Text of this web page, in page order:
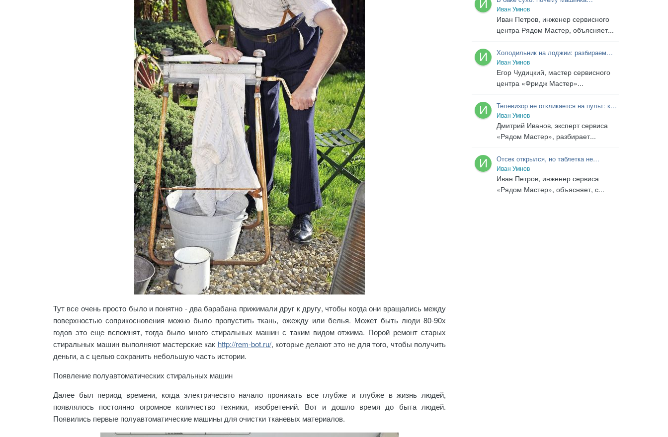
Тут все очень просто было и понятно - два барабана прижимали друг к другу, чтобы когда они вращались между
поверхностью соприкосновения можно было пропустить ткань, ожежду или белья. Может быть люди 80-90х
годов это еще вспомнят, тогда было много стиральных машин с таким видом отжима. Порой ремонт старых
стиральных машин выполняют мастерские как http://rem-bot.ru/, которые делают это не для того, чтобы получить
деньги, а с целью сохранить небольшую часть истории.
Появление полуавтоматических стиральных машин
Далее был период времени, когда электричесвто начало проникать все глубже и глубже в жизнь людей,
появлялось постоянно огромное количество техники, изобретений. Вот и дошло время до быта людей.
Появились первые полуавтоматические машины для очистки тканевых материалов.
включилась, но не стирает
Иван Умнов
Иван Петров, инженер сервисного
центра Рядом Мастер, объясняет...
Холодильник на лоджии: разбираем
«за» и «против» с мастером
Иван Умнов
Егор Чудицкий, мастер сервисного
центра «Фридж Мастер»...
Телевизор не откликается на пульт: как
проверить управление и не менять
исправные детали
Иван Умнов
Дмитрий Иванов, эксперт сервиса
«Рядом Мастер», разбирает...
Отсек открылся, но таблетка не
исчезла: почему посудомойка плохо
моет
Иван Умнов
Иван Петров, инженер сервиса
«Рядом Мастер», объясняет, с...